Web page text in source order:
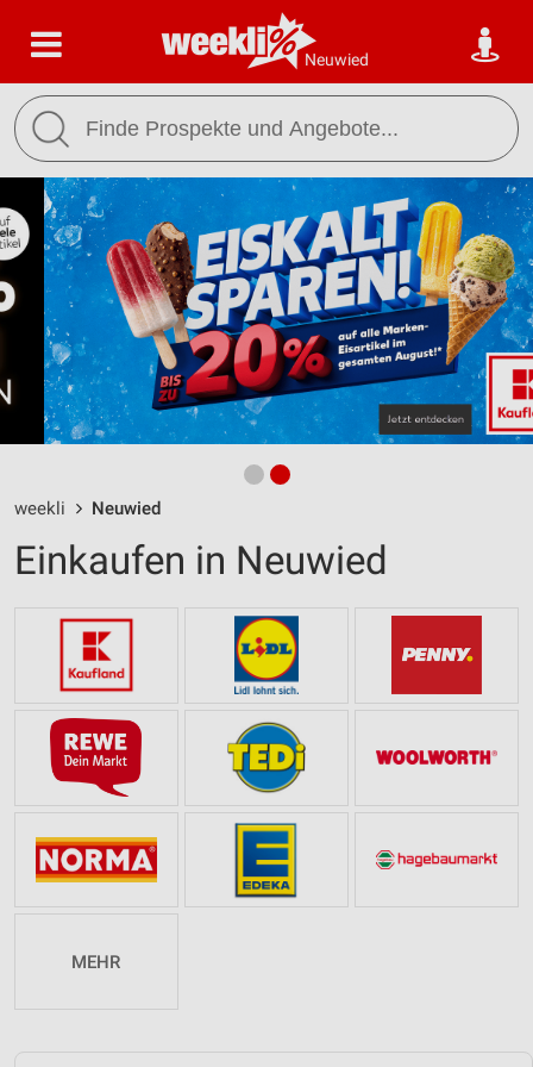
Neuwied
weekli Neuwied
Einkaufen in Neuwied
MEHR